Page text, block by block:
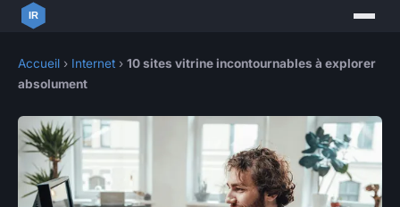
Accueil › Internet › 10 sites vitrine incontournables à explorer
absolument